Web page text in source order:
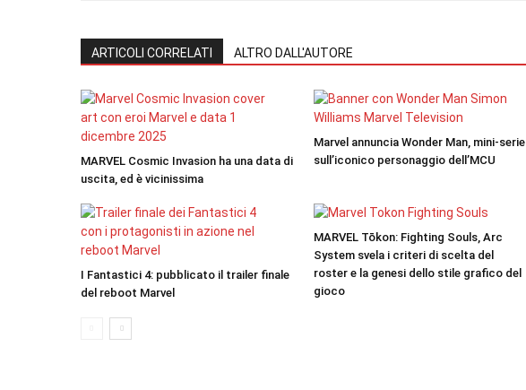
ARTICOLI CORRELATI ALTRO DALL'AUTORE
MARVEL Cosmic Invasion ha una data di
uscita, ed è vicinissima
Marvel annuncia Wonder Man, mini-serie
sull’iconico personaggio dell’MCU
I Fantastici 4: pubblicato il trailer finale
del reboot Marvel
MARVEL Tōkon: Fighting Souls, Arc
System svela i criteri di scelta del
roster e la genesi dello stile grafico del
gioco